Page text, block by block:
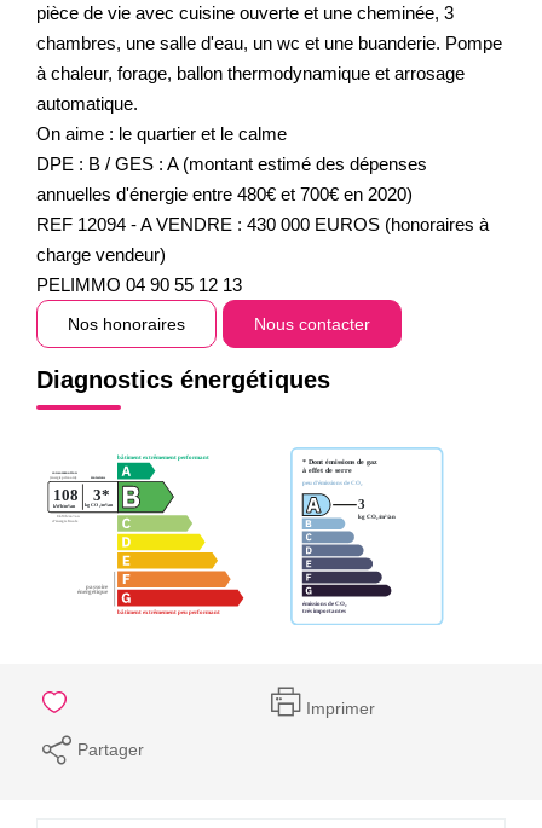
pièce de vie avec cuisine ouverte et une cheminée, 3
chambres, une salle d'eau, un wc et une buanderie. Pompe
à chaleur, forage, ballon thermodynamique et arrosage
automatique.
On aime : le quartier et le calme
DPE : B / GES : A (montant estimé des dépenses
annuelles d'énergie entre 480€ et 700€ en 2020)
REF 12094 - A VENDRE : 430 000 EUROS (honoraires à
charge vendeur)
PELIMMO 04 90 55 12 13
Nos honoraires Nous contacter
Diagnostics énergétiques
Imprimer
Partager